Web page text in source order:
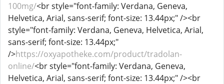
100mg/<br style="font-family: Verdana, Geneva,
Helvetica, Arial, sans-serif; font-size: 13.44px;" /><br
style="font-family: Verdana, Geneva, Helvetica, Arial,
sans-serif; font-size: 13.44px;"
/>https://oxyapotheke.com/product/tradolan-
online/<br style="font-family: Verdana, Geneva,
Helvetica, Arial, sans-serif; font-size: 13.44px;" /><br